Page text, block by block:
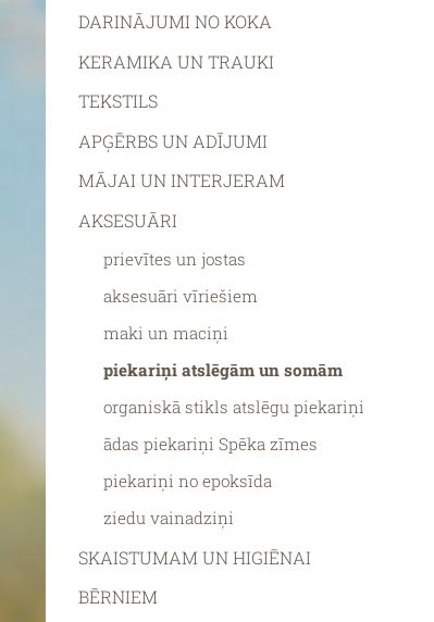
DARINĀJUMI NO KOKA
KERAMIKA UN TRAUKI
TEKSTILS
APĢĒRBS UN ADĪJUMI
MĀJAI UN INTERJERAM
AKSESUĀRI
prievītes un jostas
aksesuāri vīriešiem
maki un maciņi
piekariņi atslēgām un somām
organiskā stikls atslēgu piekariņi
ādas piekariņi Spēka zīmes
piekariņi no epoksīda
ziedu vainadziņi
SKAISTUMAM UN HIGIĒNAI
BĒRNIEM